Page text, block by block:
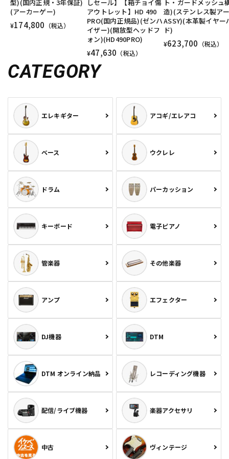
型)(国内正規・3年保証)
(アーカーゲー)
¥174,800 （税込）
しセール】【箱チョイ傷
アウトレット】HD 490
PRO(国内正規品)(ゼンハ
イザー)(開放型ヘッドフ
ォン)(HD490PRO)
¥47,630 （税込）
ト・ガードメッシュ
造)(ステンレス製ア
ASSY)(本革製イヤー
ド)
¥623,700 （税込）
CATEGORY
エレキギター アコギ/エレアコ
ベース ウクレレ
ドラム パーカッション
キーボード 電子ピアノ
管楽器 その他楽器
アンプ エフェクター
DJ機器 DTM
DTM オンライン納品 レコーディング機器
配信/ライブ機器 楽器アクセサリ
中古 ヴィンテージ